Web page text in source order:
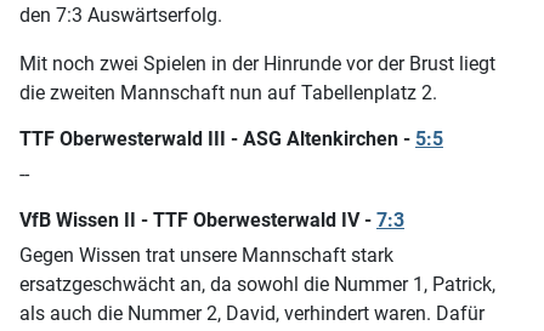
den 7:3 Auswärtserfolg.
Mit noch zwei Spielen in der Hinrunde vor der Brust liegt
die zweiten Mannschaft nun auf Tabellenplatz 2.
TTF Oberwesterwald III - ASG Altenkirchen - 5:5
--
VfB Wissen II - TTF Oberwesterwald IV - 7:3
Gegen Wissen trat unsere Mannschaft stark
ersatzgeschwächt an, da sowohl die Nummer 1, Patrick,
als auch die Nummer 2, David, verhindert waren. Dafür